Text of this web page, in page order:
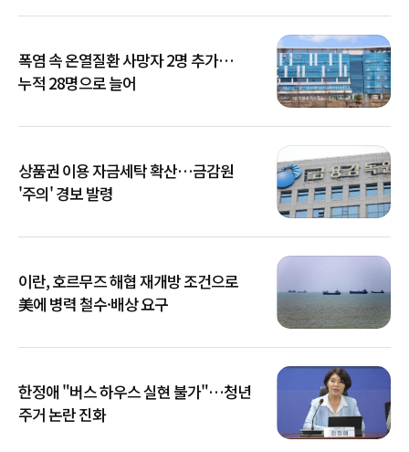
폭염 속 온열질환 사망자 2명 추가…
누적 28명으로 늘어
상품권 이용 자금세탁 확산…금감원
'주의' 경보 발령
이란, 호르무즈 해협 재개방 조건으로
美에 병력 철수·배상 요구
한정애 "버스 하우스 실현 불가"…청년
주거 논란 진화